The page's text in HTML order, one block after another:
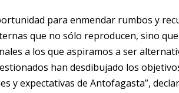
para enmendar rumbos y
que no sólo reproducen, sino
a los que aspiramos a ser
han desdibujado los
y expectativas de Antofagasta”,